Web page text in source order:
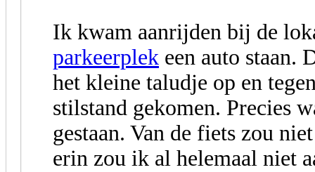
Ik kwam aanrijden bij de
parkeerplek een auto staan.
het kleine taludje op en
stilstand gekomen. Precies
gestaan. Van de fiets zou
erin zou ik al helemaal niet